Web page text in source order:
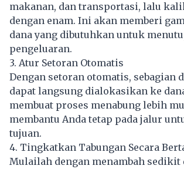
makanan, dan transportasi, lalu
dengan enam. Ini akan memberi
dana yang dibutuhkan untuk
pengeluaran.
3. Atur Setoran Otomatis
Dengan setoran otomatis, sebagian
dapat langsung dialokasikan ke
membuat proses menabung lebih
membantu Anda tetap pada jalur
tujuan.
4. Tingkatkan Tabungan Secara
Mulailah dengan menambah